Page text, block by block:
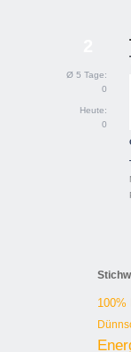
Ø 5 Tage:
0
Heute:
0
100%